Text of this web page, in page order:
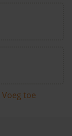
Voeg toe